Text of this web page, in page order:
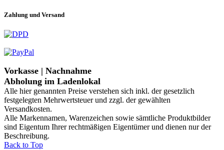
Zahlung und Versand
Vorkasse | Nachnahme
Abholung im Ladenlokal
Alle hier genannten Preise verstehen sich inkl. der gesetzlich
festgelegten Mehrwertsteuer und zzgl. der gewählten
Versandkosten.
Alle Markennamen, Warenzeichen sowie sämtliche Produktbilder
sind Eigentum Ihrer rechtmäßigen Eigentümer und dienen nur der
Beschreibung.
Back to Top